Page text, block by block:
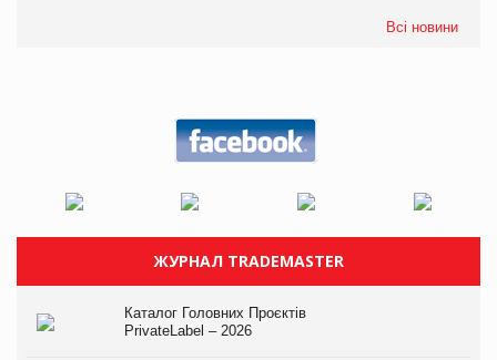
Всі новини
ЖУРНАЛ TRADEMASTER
Каталог Головних Проєктів
PrivateLabel – 2026